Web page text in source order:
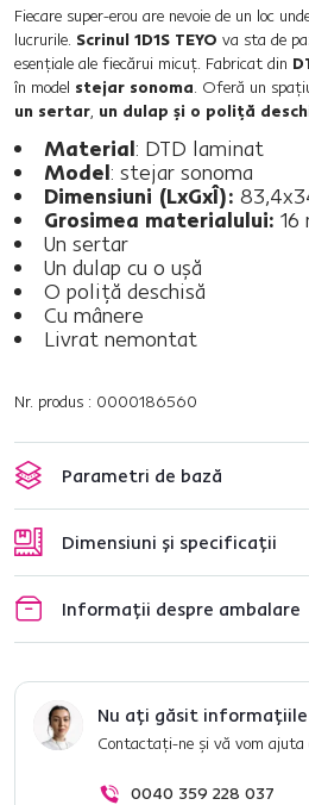
Fiecare super-erou are nevoie de un loc
lucrurile. Scrinul 1D1S TEYO va sta de
esenţiale ale fiecărui micuţ. Fabricat din
în model stejar sonoma. Oferă un
un sertar, un dulap şi o poliţă
Material: DTD laminat
Model: stejar sonoma
Dimensiuni (LxGxÎ):
Grosimea materialului: 16
Un sertar
Un dulap cu o uşă
O poliţă deschisă
Cu mânere
Livrat nemontat
Nr. produs : 0000186560
Parametri de bază
Dimensiuni și specificații
Informații despre ambalare
Nu ați găsit
Contactați-ne și vă vom ajuta
0040 359 228 037